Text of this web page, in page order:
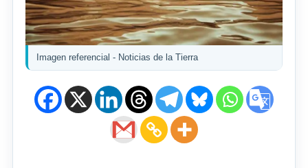
Imagen referencial - Noticias de la Tierra